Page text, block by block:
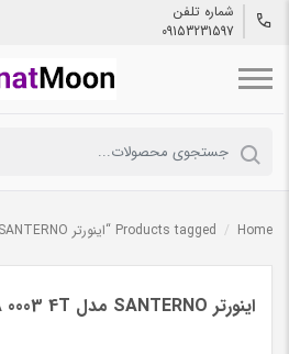
شماره تلفن
09153231597
Home
/ Products tagged “اینورتر SANTERNO مدل SINUS VEGA 0003 4T”
اینورتر SANTERNO مدل SINUS VEGA 0003 4T